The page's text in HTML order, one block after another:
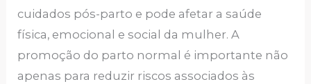
cuidados pós-parto e pode afetar a saúde
física, emocional e social da mulher. A
promoção do parto normal é importante não
apenas para reduzir riscos associados às